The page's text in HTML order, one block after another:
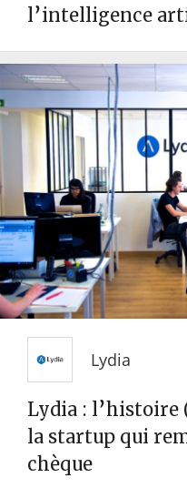
l’intelligence
Lydia
Lydia : l’histoire
la startup qui
chèque